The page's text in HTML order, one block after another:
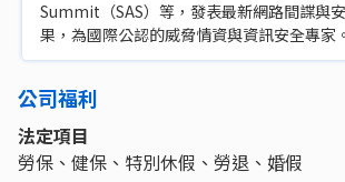
Summit（SAS）等，發表最新網路間諜與
果，為國際公認的威脅情資與資訊安全專家。
公司福利
法定項目
勞保、健保、特別休假、勞退、婚假